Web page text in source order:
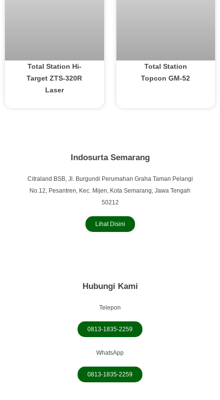
Total Station Hi-
Target ZTS-320R
Laser
Total Station
Topcon GM-52
Indosurta Semarang
Citraland BSB, Jl. Burgundi Perumahan Graha Taman Pelangi
No.12, Pesantren, Kec. Mijen, Kota Semarang, Jawa Tengah
50212
Lihat Disini
Hubungi Kami
Telepon
0813-1835-2259
WhatsApp
0813-1835-2259